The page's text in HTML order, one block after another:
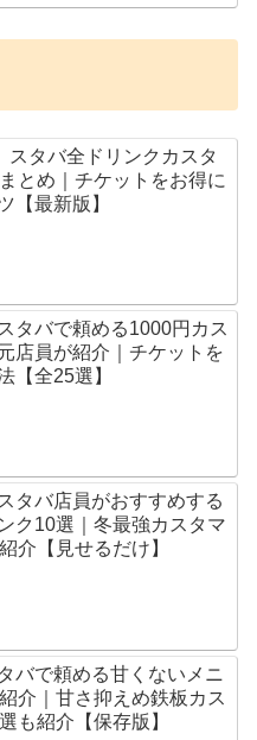
スタバ全ドリンクカスタ
とめ｜チケットをお得に
【最新版】
タバで頼める1000円カス
店員が紹介｜チケットを
【全25選】
タバ店員がおすすめする
ク10選｜冬最強カスタマ
介【見せるだけ】
バで頼める甘くないメニ
介｜甘さ抑えめ鉄板カス
も紹介【保存版】